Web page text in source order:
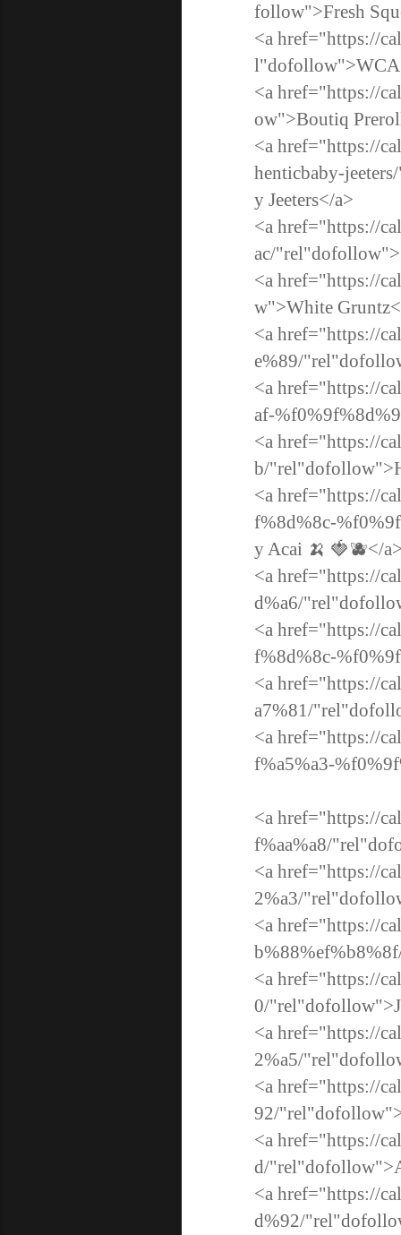
follow">Fresh
<a href="https://
l"dofollow">WCA
<a href="https://
ow">Boutiq
<a href="https://
henticbaby-
y Jeeters</a>
<a href="https://
ac/
<a href="https://
w">White
<a href="https://
e%89/
<a href="https://
af-
<a href="https://
b/
<a href="https://
f%8d%8c-
y Acai 🍌 🍓🫐</
<a href="https://
d%a6/
<a href="https://
f%8d%8c-
<a href="https://
a7%81/
<a href="https://
f%a5%a3-
<a href="https://
f%aa%a8/
<a href="https://
2%a3/
<a href="https://
<a href="https://
0/
<a href="https://
2%a5/
<a href="https://
92/
<a href="https://
d/
<a href="https://
d%92/